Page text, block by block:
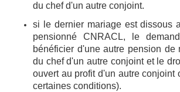
du chef d'un autre conjoint.
si le dernier mariage est dissous
pensionné CNRACL, le
bénéficier d'une autre pension de
du chef d'un autre conjoint et le
ouvert au profit d'un autre conjoint
certaines conditions).